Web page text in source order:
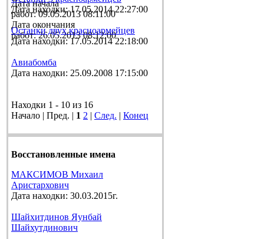
Дата начала
работ: 09.05.2013 08:11:00
Дата окончания
работ: 26.05.2013 08:12:00
Дата находки: 17.05.2014 22:27:00
Останки двух красноармейцев
Дата находки: 17.05.2014 22:18:00
Авиабомба
Дата находки: 25.09.2008 17:15:00
Находки 1 - 10 из 16
Начало | Пред. | 1 2 | След. | Конец
Восстановленные имена
МАКСИМОВ Михаил
Аристархович
Дата находки: 30.03.2015г.
Шайхитдинов Яунбай
Шайхутдинович